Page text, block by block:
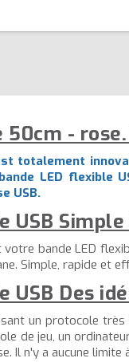
50cm -
totalement
LED flexible
USB.
USB
bande LED
Simple, rapide et
USB Des
un protocole
de jeu, un
Il n'y a aucune